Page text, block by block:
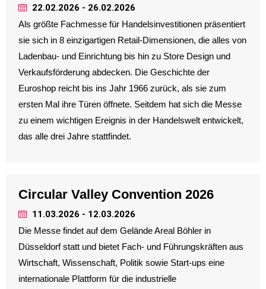
22.02.2026 - 26.02.2026
Als größte Fachmesse für Handelsinvestitionen präsentiert
sie sich in 8 einzigartigen Retail-Dimensionen, die alles von
Ladenbau- und Einrichtung bis hin zu Store Design und
Verkaufsförderung abdecken. Die Geschichte der
Euroshop reicht bis ins Jahr 1966 zurück, als sie zum
ersten Mal ihre Türen öffnete. Seitdem hat sich die Messe
zu einem wichtigen Ereignis in der Handelswelt entwickelt,
das alle drei Jahre stattfindet.
Circular Valley Convention 2026
11.03.2026 - 12.03.2026
Die Messe findet auf dem Gelände Areal Böhler in
Düsseldorf statt und bietet Fach- und Führungskräften aus
Wirtschaft, Wissenschaft, Politik sowie Start-ups eine
internationale Plattform für die industrielle